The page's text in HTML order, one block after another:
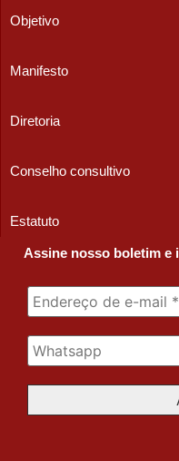
Objetivo
Manifesto
Diretoria
Conselho consultivo
Estatuto
Assine nosso boletim e